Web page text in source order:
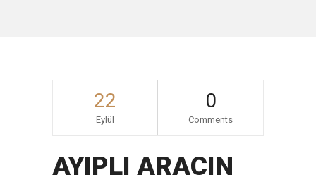
22
Eylül
0
Comments
AYIPLI ARACIN